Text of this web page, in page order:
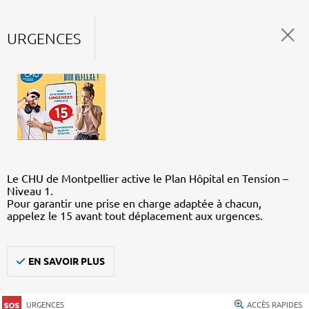
URGENCES
Le CHU de Montpellier active le Plan Hôpital en Tension –
Niveau 1.
Pour garantir une prise en charge adaptée à chacun,
appelez le 15 avant tout déplacement aux urgences.
EN SAVOIR PLUS
URGENCES ACCÈS RAPIDES